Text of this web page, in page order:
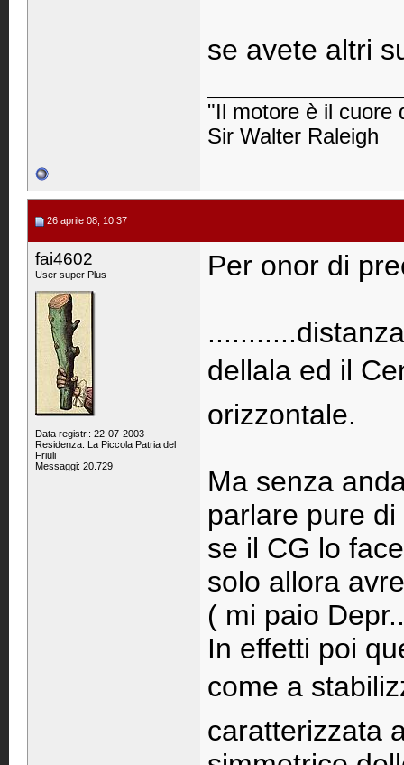
se avete altri
"Il motore è il cuore
Sir Walter Raleigh
26 aprile 08, 10:37
fai4602
User super Plus
Data registr.: 22-07-2003
Residenza: La Piccola Patria del
Friuli
Messaggi: 20.729
Per onor di
dellala ed il
orizzontale.
Ma senza
parlare pure
se il CG lo
solo allora
( mi paio
In effetti poi
come a
caratterizzata